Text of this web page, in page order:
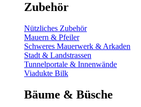
Zubehör
Nützliches Zubehör
Mauern & Pfeiler
Schweres Mauerwerk & Arkaden
Stadt & Landstrassen
Tunnelportale & Innenwände
Viadukte Bilk
Bäume & Büsche